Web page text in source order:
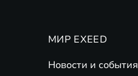
МИР EXEED
Новости и события